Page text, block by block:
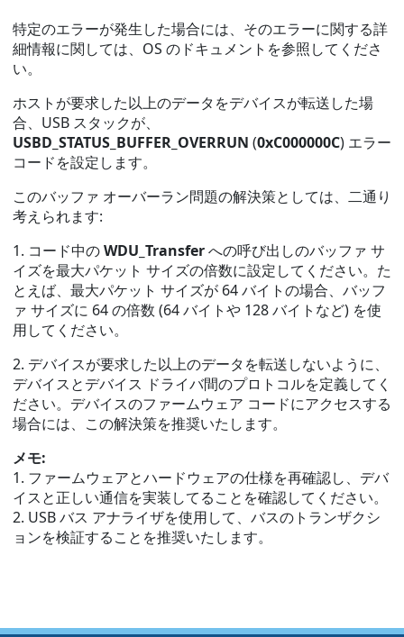
特定のエラーが発生した場合には、そのエラーに関する詳
細情報に関しては、OS のドキュメントを参照してくださ
い。
ホストが要求した以上のデータをデバイスが転送した場
合、USB スタックが、
USBD_STATUS_BUFFER_OVERRUN (0xC000000C) エラー
コードを設定します。
このバッファ オーバーラン問題の解決策としては、二通り
考えられます:
1. コード中のWDU_Transferへの呼び出しのバッファ サ
イズを最大パケット サイズの倍数に設定してください。た
とえば、最大パケット サイズが 64 バイトの場合、バッフ
ァ サイズに 64 の倍数 (64 バイトや 128 バイトなど) を使
用してください。
2. デバイスが要求した以上のデータを転送しないように、
デバイスとデバイス ドライバ間のプロトコルを定義してく
ださい。デバイスのファームウェア コードにアクセスする
場合には、この解決策を推奨いたします。
メモ:
1. ファームウェアとハードウェアの仕様を再確認し、デバ
イスと正しい通信を実装してることを確認してください。
2. USB バス アナライザを使用して、バスのトランザクシ
ョンを検証することを推奨いたします。